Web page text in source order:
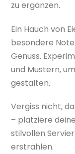
zu ergänzen.
Ein Hauch von
besondere
Genuss.
und Mustern,
gestalten.
Vergiss nicht,
– platziere
stilvollen
erstrahlen.